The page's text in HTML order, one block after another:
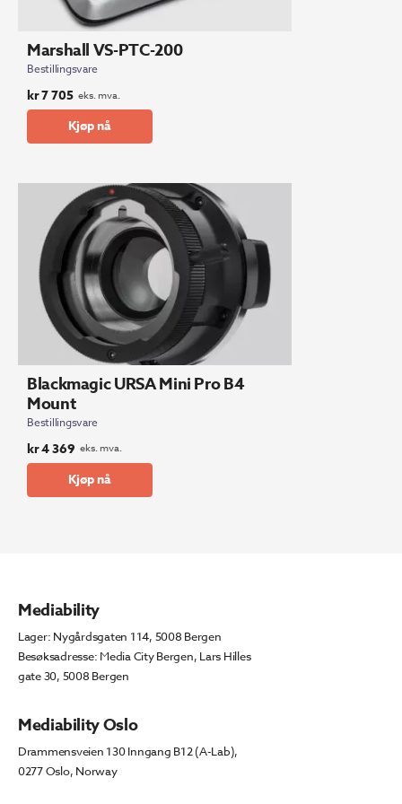
Marshall VS-PTC-200
Bestillingsvare
kr7 705 eks. mva.
Kjøp nå
Blackmagic URSA Mini Pro B4
Mount
Bestillingsvare
kr4 369 eks. mva.
Kjøp nå
Mediability
Lager: Nygårdsgaten 114, 5008 Bergen
Besøksadresse: Media City Bergen, Lars Hilles
gate 30, 5008 Bergen
Mediability Oslo
Drammensveien 130 Inngang B12 (A-Lab),
0277 Oslo, Norway